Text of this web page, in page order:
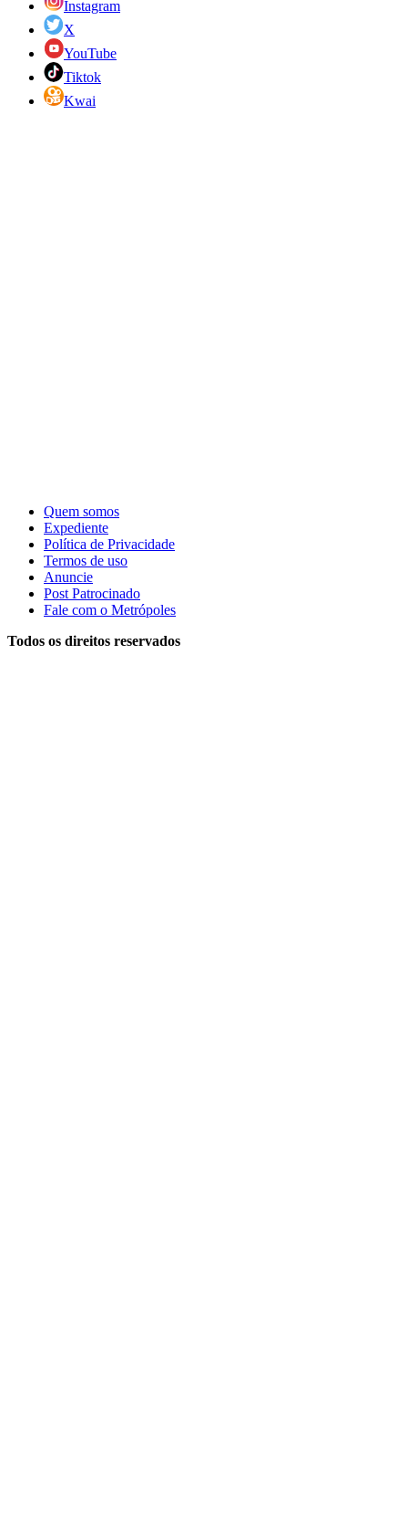
Instagram
X
YouTube
Tiktok
Kwai
Quem somos
Expediente
Política de Privacidade
Termos de uso
Anuncie
Post Patrocinado
Fale com o Metrópoles
Todos os direitos reservados